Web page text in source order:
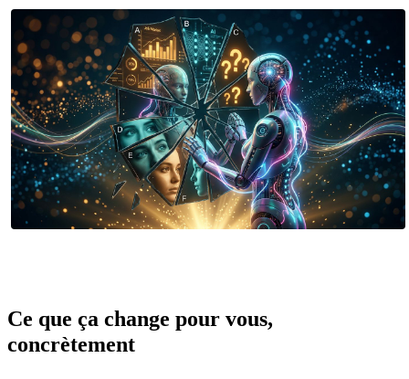
Ce que ça change pour vous,
concrètement